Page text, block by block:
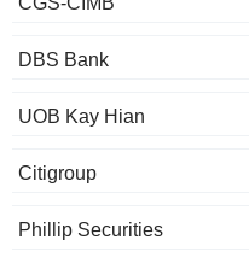
DBS Bank
UOB Kay Hian
Citigroup
Phillip Securities